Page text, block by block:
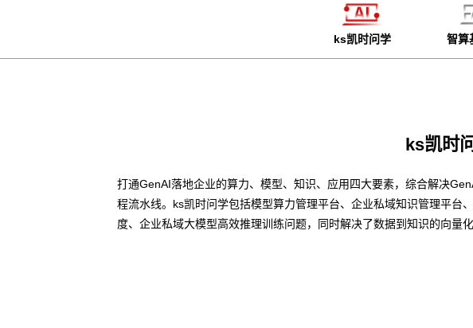
ks凯时问学 智算
ks凯时
打通GenAI落地企业的算力、模型、知识、应用四大要素，综合解决
程流水线。ks凯时问学包括模型算力管理平台、企业私域知识管理平台
度、企业私域大模型高效推理训练问题，同时解决了数据到知识的向量